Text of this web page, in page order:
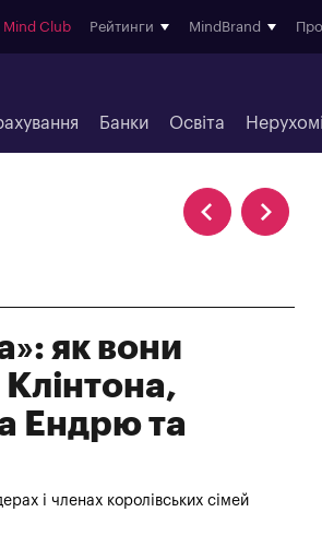
Mind Club Рейтинги MindBrand
Банки Освіта
як вони
Ендрю та
і членах королівських сімей